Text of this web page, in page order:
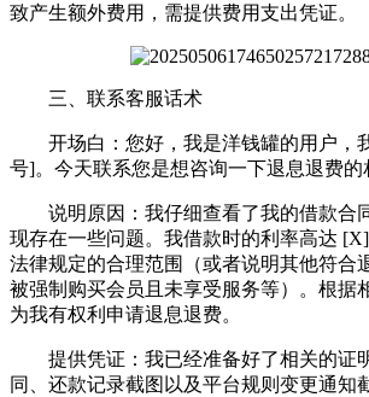
致产生额外费用，需提供费用支出凭证。
三、联系客服话术
开场白：您好，我是洋钱罐的用户，
号]。今天联系您是想咨询一下退息退费的
说明原因：我仔细查看了我的借款合
现存在一些问题。我借款时的利率高达
法律规定的合理范围（或者说明其他符合
被强制购买会员且未享受服务等）。根据
为我有权利申请退息退费。
提供凭证：我已经准备好了相关的证
同、还款记录截图以及平台规则变更通知